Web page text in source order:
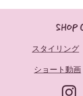
スタイリング
ショート動画